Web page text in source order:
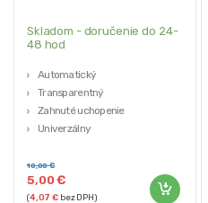
Skladom - doručenie do 24-
48 hod
Automatický
Transparentný
Zahnuté uchopenie
Univerzálny
5,00€
10,00€
(4,07€ bez DPH)